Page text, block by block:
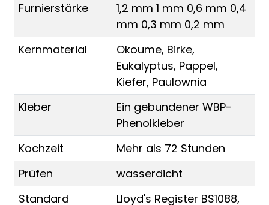
Furnierstärke
1,2 mm 1 mm 0,6 mm 0,4
mm 0,3 mm 0,2 mm
Kernmaterial
Okoume, Birke,
Eukalyptus, Pappel,
Kiefer, Paulownia
Kleber
Ein gebundener WBP-
Phenolkleber
Kochzeit
Mehr als 72 Stunden
Prüfen
wasserdicht
Standard
Lloyd's Register BS1088,